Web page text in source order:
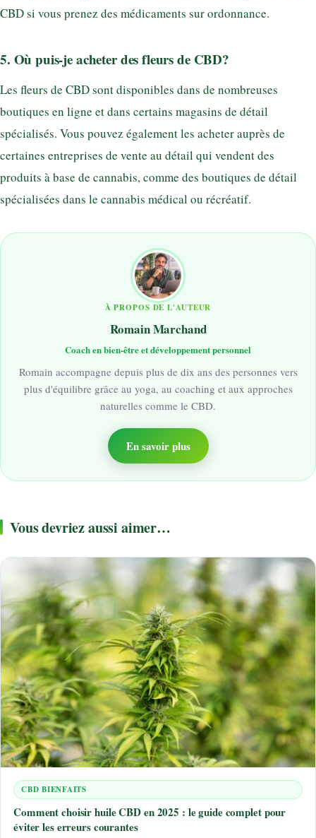
CBD si vous prenez des médicaments sur ordonnance.
5. Où puis-je acheter des fleurs de CBD?
Les fleurs de CBD sont disponibles dans de nombreuses
boutiques en ligne et dans certains magasins de détail
spécialisés. Vous pouvez également les acheter auprès de
certaines entreprises de vente au détail qui vendent des
produits à base de cannabis, comme des boutiques de détail
spécialisées dans le cannabis médical ou récréatif.
À PROPOS DE L'AUTEUR
Romain Marchand
Coach en bien-être et développement personnel
Romain accompagne depuis plus de dix ans des personnes vers
plus d'équilibre grâce au yoga, au coaching et aux approches
naturelles comme le CBD.
En savoir plus
Vous devriez aussi aimer…
CBD BIENFAITS
Comment choisir huile CBD en 2025 : le guide complet pour
éviter les erreurs courantes